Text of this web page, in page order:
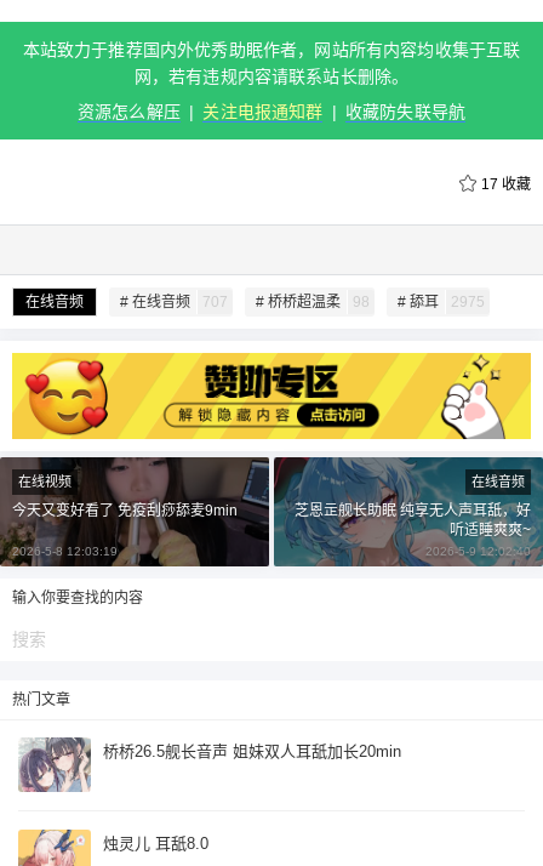
本站致力于推荐国内外优秀助眠作者，网站所有内容均收集于互联
网，若有违规内容请联系站长删除。
资源怎么解压 | 关注电报通知群 | 收藏防失联导航
17 收藏
在线音频 # 在线音频 707 # 桥桥超温柔 98 # 舔耳 2975
扫描二维码继续阅读
20 50 元 自定义
付费内容
¥
在线视频
今天又变好看了 免疫刮痧舔麦9min
2026-5-8 12:03:19
在线音频
芝恩㱏舰长助眠 纯享无人声耳舐，好
听适睡爽爽~
2026-5-9 12:02:40
输入你要查找的内容
热门文章
桥桥26.5舰长音声 姐妹双人耳舐加长20min
烛灵儿 耳舐8.0
您没有权限发布内容，请购买会员或者提升权
限。
6位以上
6位以上